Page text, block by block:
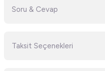
Soru & Cevap
Taksit Seçenekleri